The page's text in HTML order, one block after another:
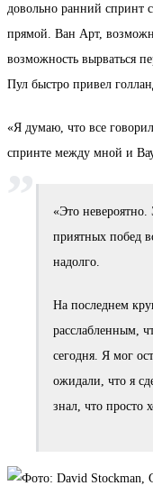
довольно ранний спринт
прямой. Ван Арт,
возможность вырваться
Пул быстро привел
«Я думаю, что все
спринте между мной и
«Это
приятных побед
надолго.
На последнем
расслабленным,
сегодня. Я мог
ожидали, что я
знал, что просто